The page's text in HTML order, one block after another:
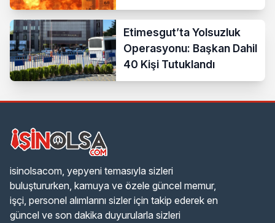
Dereceyi Gösterecek
Etimesgut’ta Yolsuzluk
Operasyonu: Başkan Dahil
40 Kişi Tutuklandı
isinolsacom, yepyeni temasıyla sizleri
buluştururken, kamuya ve özele güncel memur,
işçi, personel alımlarını sizler için takip ederek en
güncel ve son dakika duyurularla sizleri